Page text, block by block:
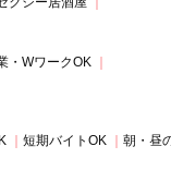
・WワークOK
短期バイトOK
朝・昼